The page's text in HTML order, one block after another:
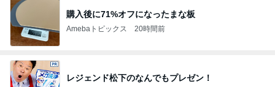
購入後に71%オフになったまな板
Amebaトピックス 20時間前
レジェンド松下のなんでもプレゼン！